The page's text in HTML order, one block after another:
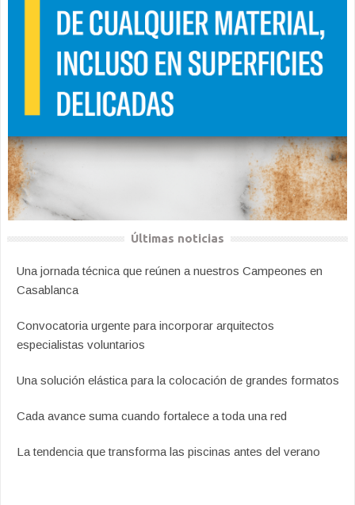
Últimas noticias
Una jornada técnica que reúnen a nuestros Campeones en
Casablanca
Convocatoria urgente para incorporar arquitectos
especialistas voluntarios
Una solución elástica para la colocación de grandes formatos
Cada avance suma cuando fortalece a toda una red
La tendencia que transforma las piscinas antes del verano